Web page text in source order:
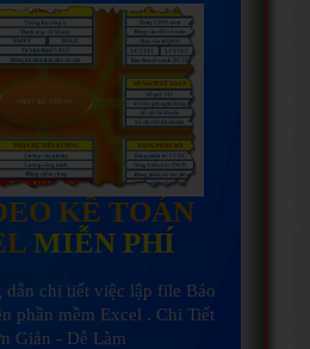
KẾ TOÁN
MIỄN PHÍ
dẫn chi tiết việc lập file Báo
phần mềm Excel . Chi Tiết
Giản - Dễ Làm